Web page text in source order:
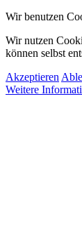
Wir benutzen
Wir nutzen
können selbst
Akzeptieren
Weitere